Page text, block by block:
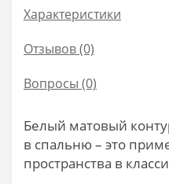
Характеристики
Отзывов (0)
Вопросы (0)
Белый матовый
в спальню – это
пространства в